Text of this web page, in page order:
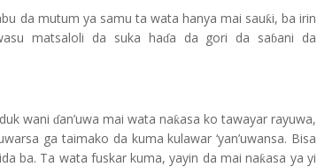
da mutum ya samu ta wata hanya mai sauƙi, ba irin
matsaloli da suka haɗa da gori da saɓani da
wani ɗan’uwa mai wata naƙasa ko tawayar rayuwa,
ga taimako da kuma kulawar‘yan’uwansa. Bisa
ba. Ta wata fuskar kuma, yayin da mai naƙasa ya yi